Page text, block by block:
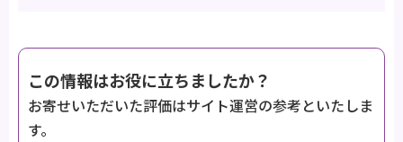
この情報はお役に立ちましたか？
お寄せいただいた評価はサイト運営の参考といたしま
す。